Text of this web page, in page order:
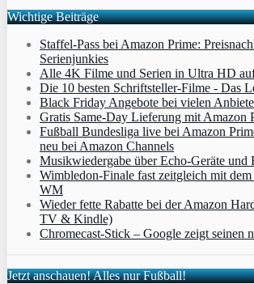
Wichtige Beiträge
Staffel-Pass bei Amazon Prime:
Serienjunkies
Alle 4K Filme und Serien in Ultra HD
Die 10 besten Schriftsteller-Filme - Das
Black Friday Angebote bei vielen
Gratis Same-Day Lieferung mit Amazon
Fußball Bundesliga live bei Amazon
neu bei Amazon Channels
Musikwiedergabe über Echo-Geräte und
Wimbledon-Finale fast zeitgleich mit
WM
Wieder fette Rabatte bei der Amazon
TV & Kindle)
Chromecast-Stick – Google zeigt seinen
Jetzt anschauen! Alles nur Fußball!